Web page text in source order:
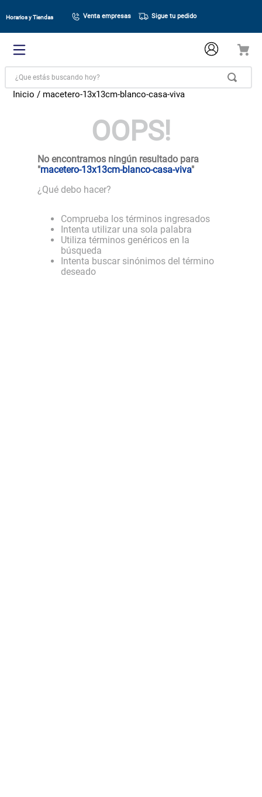
Horarios y Tiendas Venta empresas Sigue tu pedido
¿Que estás buscando hoy?
macetero-13x13cm-blanco-casa-viva
OOPS!
No encontramos ningún resultado para
"macetero-13x13cm-blanco-casa-viva"
¿Qué debo hacer?
Comprueba los términos ingresados
Intenta utilizar una sola palabra
Utiliza términos genéricos en la
búsqueda
Intenta buscar sinónimos del término
deseado